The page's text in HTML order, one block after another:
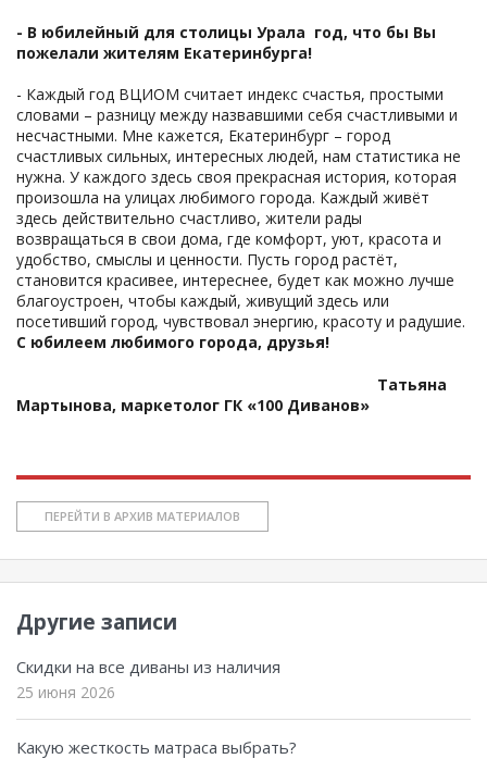
- В юбилейный для столицы Урала год, что бы Вы
пожелали жителям Екатеринбурга!
- Каждый год ВЦИОМ считает индекс счастья, простыми
словами – разницу между назвавшими себя счастливыми и
несчастными. Мне кажется, Екатеринбург – город
счастливых сильных, интересных людей, нам статистика не
нужна. У каждого здесь своя прекрасная история, которая
произошла на улицах любимого города. Каждый живёт
здесь действительно счастливо, жители рады
возвращаться в свои дома, где комфорт, уют, красота и
удобство, смыслы и ценности. Пусть город растёт,
становится красивее, интереснее, будет как можно лучше
благоустроен, чтобы каждый, живущий здесь или
посетивший город, чувствовал энергию, красоту и радушие.
С юбилеем любимого города, друзья!
Татьяна
Мартынова, маркетолог ГК «100 Диванов»
ПЕРЕЙТИ В АРХИВ МАТЕРИАЛОВ
Другие записи
Скидки на все диваны из наличия
25 июня 2026
Какую жесткость матраса выбрать?